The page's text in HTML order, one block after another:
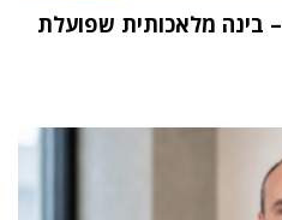
"העתיד הוא Physical AI – בינה מלאכותית שפועלת